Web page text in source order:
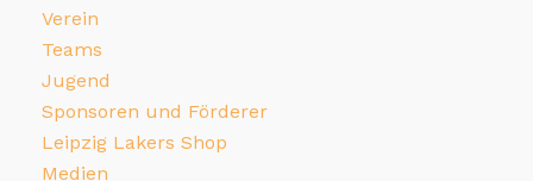
Verein
Teams
Jugend
Sponsoren und Förderer
Leipzig Lakers Shop
Medien